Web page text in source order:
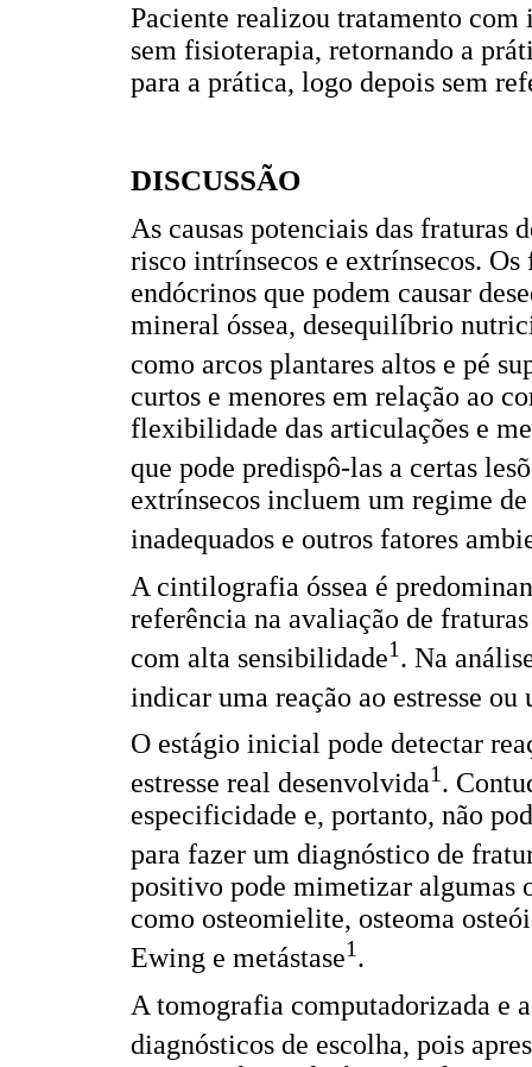
Paciente realizou tratamento com
sem fisioterapia, retornando a
para a prática, logo depois sem
DISCUSSÃO
As causas potenciais das fraturas
risco intrínsecos e extrínsecos.
endócrinos que podem causar
mineral óssea, desequilíbrio
como arcos plantares altos e pé
curtos e menores em relação ao
flexibilidade das articulações e
que pode predispô-las a certas
extrínsecos incluem um regime
inadequados e outros fatores
A cintilografia óssea é
referência na avaliação de
com alta sensibilidade1. Na
indicar uma reação ao estresse
O estágio inicial pode detectar
estresse real desenvolvida1.
especificidade e, portanto, não
para fazer um diagnóstico de
positivo pode mimetizar algumas
como osteomielite, osteoma
Ewing e metástase1.
A tomografia computadorizada e
diagnósticos de escolha, pois